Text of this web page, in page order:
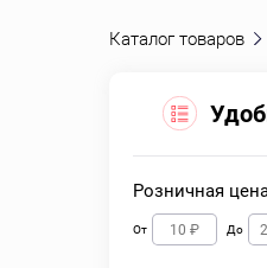
Каталог товаров
Розничная
От До